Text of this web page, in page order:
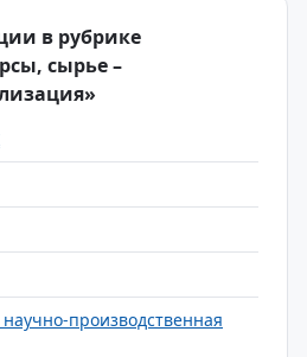
в рубрике
сырье –
производственная